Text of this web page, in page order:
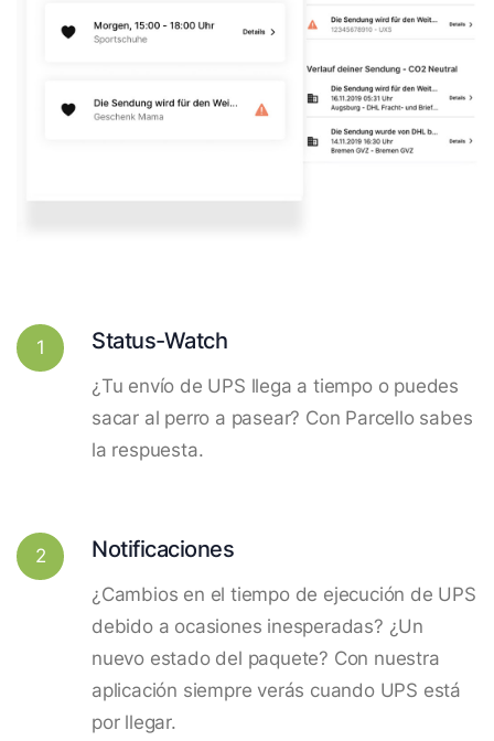
1 Status-Watch
¿Tu envío de UPS llega a tiempo o puedes
sacar al perro a pasear? Con Parcello sabes
la respuesta.
2 Notificaciones
¿Cambios en el tiempo de ejecución de UPS
debido a ocasiones inesperadas? ¿Un
nuevo estado del paquete? Con nuestra
aplicación siempre verás cuando UPS está
por llegar.